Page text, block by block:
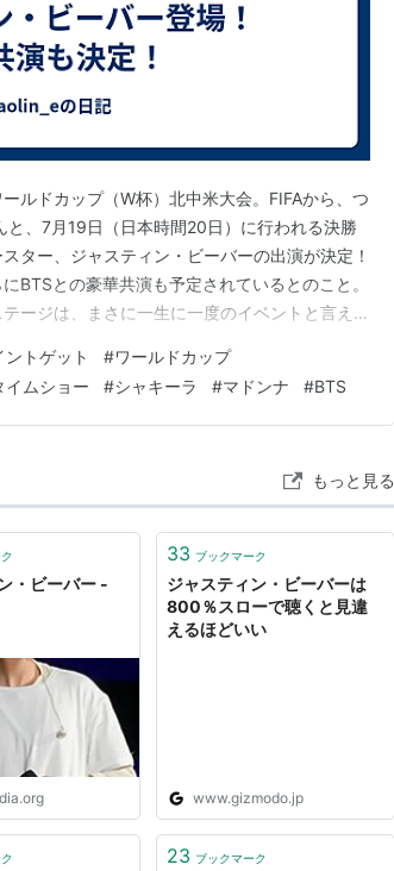
ルドカップ（W杯）北中米大会。FIFAから、つ
、7月19日（日本時間20日）に行われる決勝
ター、ジャスティン・ビーバーの出演が決定！
BTSとの豪華共演も予定されているとのこと。
ージは、まさに一生に一度のイベントと言える
の祭典を最高の気分で楽しむために、今のう
れは、…
ントゲット #ワールドカップ
イムショー #シャキーラ #マドンナ #BTS
もっと見る
・ビーバー -
33 ブックマーク
ジャスティン・ビーバーは
800％スローで聴くと見違
えるほどいい
www.gizmodo.jp
23 ブックマーク